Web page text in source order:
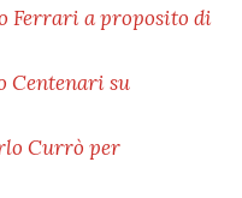
Ferrari a proposito di
Centenari su
Currò per